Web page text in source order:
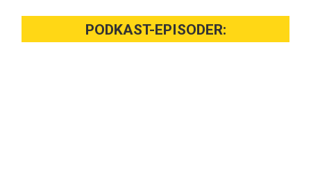
PODKAST-EPISODER: